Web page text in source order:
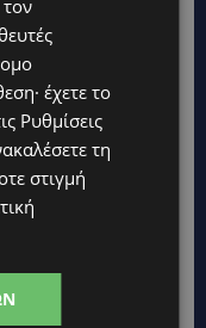
Η απρόσμενη
λωρίδα στον
την
έχετε το
Ρυθμίσεις
τη
στιγμή